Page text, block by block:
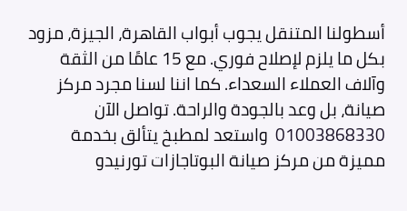
أسطولنا المتنقل يجوب أبواب القاهرة، الجيزة، مزود
بكل ما يلزم لإصلاح فوري. مع 15 عامًا من الثقة
وآلاف العملاء السعداء. كما اننا لسنا مجرد مركز
صيانة، بل وعد بالجودة والراحة. تواصل الآن
01003868330 واستعد لمطبخ يتألق بخدمة
مميزة من مركز صيانة البوتاجازات تورنيدو